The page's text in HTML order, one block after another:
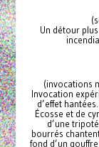
Un détour
(invocations
Invocation
d’effet
Écosse et de
d’une
bourrés
fond d’un